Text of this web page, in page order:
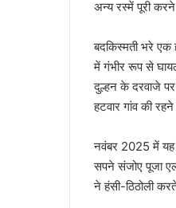
अन्य रस्में पूरी
बदकिस्मती भरे एक
में गंभीर रूप से
दुल्हन के दरवाजे पर
हटवार गांव की
नवंबर 2025 में यह
सपने संजोए पूजा
ने हंसी-ठिठोली